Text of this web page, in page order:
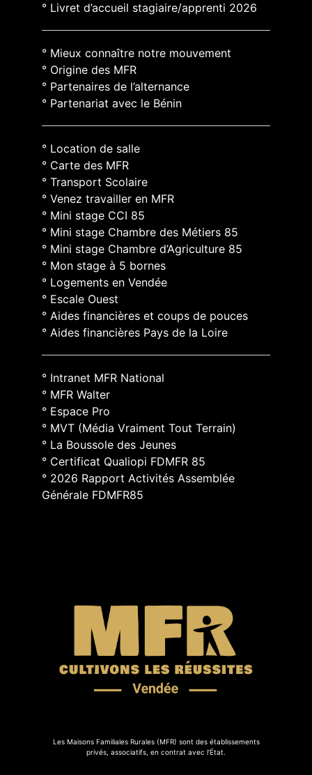
° Livret d’accueil stagiaire/apprenti 2026
° Mieux connaître notre mouvement
° Origine des MFR
° Partenaires de l’alternance
° Partenariat avec le Bénin
° Location de salle
° Carte des MFR
° Transport Scolaire
° Venez travailler en MFR
° Mini stage CCI 85
° Mini stage Chambre des Métiers 85
° Mini stage Chambre d’Agriculture 85
° Mon stage à 5 bornes
° Logements en Vendée
° Escale Ouest
° Aides financières et coups de pouces
° Aides financières Pays de la Loire
° Intranet MFR National
° MFR Walter
° Espace Pro
° MVT (Média Vraiment Tout Terrain)
° La Boussole des Jeunes
° Certificat Qualiopi FDMFR 85
° 2026 Rapport Activités Assemblée
Générale FDMFR85
Les Maisons Familiales Rurales (MFR) sont des établissements
privés, associatifs, en contrat avec l’État.